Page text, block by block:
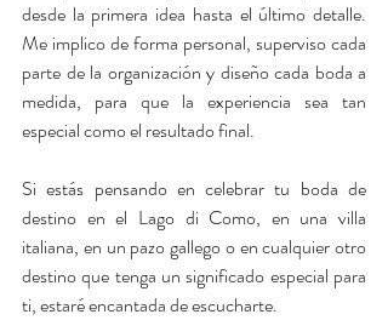
desde la primera idea hasta el último detalle.
Me implico de forma personal, superviso cada
parte de la organización y diseño cada boda a
medida, para que la experiencia sea tan
especial como el resultado final.
Si estás pensando en celebrar tu boda de
destino en el Lago di Como, en una villa
italiana, en un pazo gallego o en cualquier otro
destino que tenga un significado especial para
ti, estaré encantada de escucharte.